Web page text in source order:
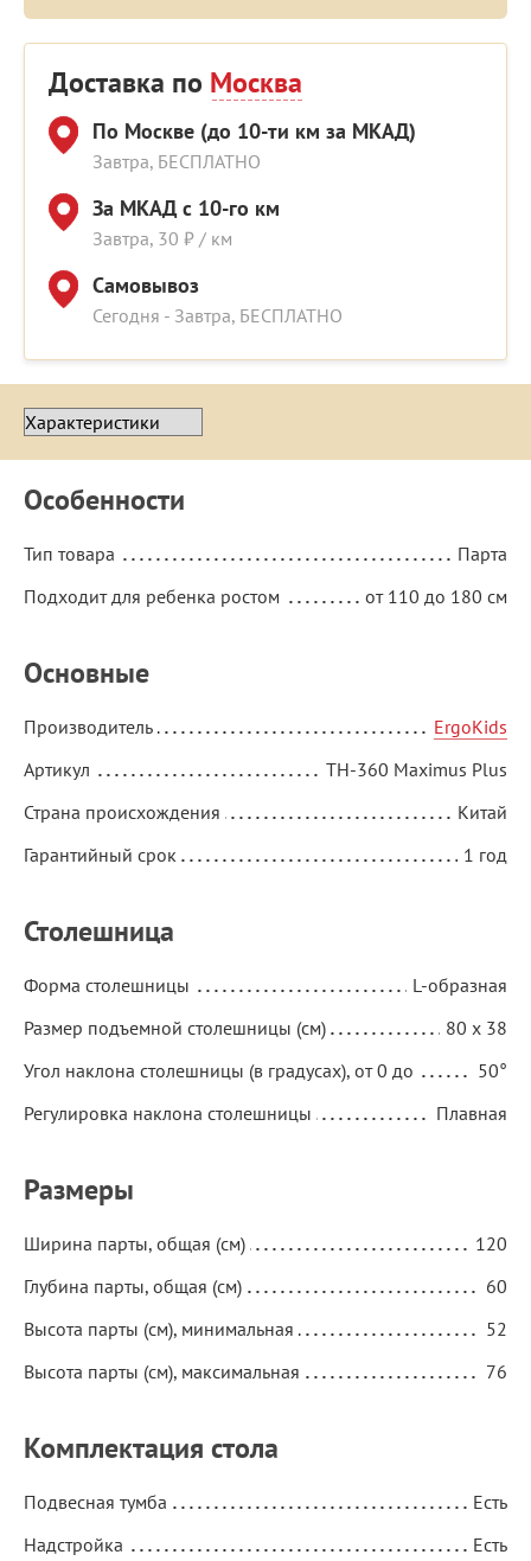
Доставка по Москва
По Москве (до 10-ти км за МКАД)
Завтра, БЕСПЛАТНО
За МКАД с 10-го км
Завтра, 30 ₽ / км
Самовывоз
Сегодня - Завтра, БЕСПЛАТНО
Особенности
Тип товара
Парта
Подходит для ребенка ростом
от 110 до 180 см
Основные
Производитель
ErgoKids
Артикул
TH-360 Maximus Plus
Страна происхождения
Китай
Гарантийный срок
1 год
Столешница
Форма столешницы
L-образная
Размер подъемной столешницы (см)
80 х 38
Угол наклона столешницы (в градусах), от 0 до
50°
Регулировка наклона столешницы
Плавная
Размеры
Ширина парты, общая (см)
120
Глубина парты, общая (см)
60
Высота парты (см), минимальная
52
Высота парты (см), максимальная
76
Комплектация стола
Подвесная тумба
Есть
Надстройка
Есть